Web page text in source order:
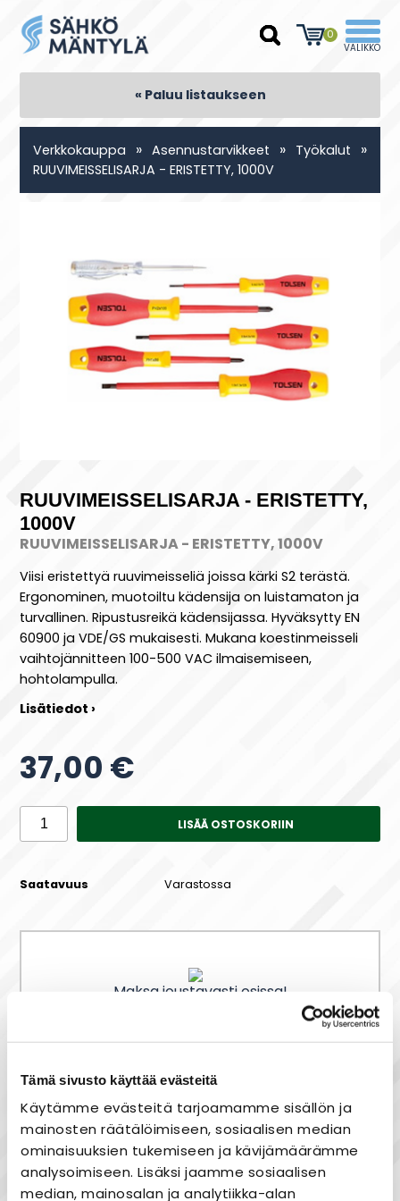
Tämä sivusto käyttää evästeitä
Käytämme evästeitä tarjoamamme sisällön ja
mainosten räätälöimiseen, sosiaalisen median
ominaisuuksien tukemiseen ja kävijämäärämme
analysoimiseen. Lisäksi jaamme sosiaalisen
median, mainosalan ja analytiikka-alan
0
« Paluu listaukseen
Verkkokauppa » Asennustarvikkeet » Työkalut »
RUUVIMEISSELISARJA - ERISTETTY, 1000V
RUUVIMEISSELISARJA - ERISTETTY,
1000V
RUUVIMEISSELISARJA - ERISTETTY, 1000V
Viisi eristettyä ruuvimeisseliä joissa kärki S2 terästä.
Ergonominen, muotoiltu kädensija on luistamaton ja
turvallinen. Ripustusreikä kädensijassa. Hyväksytty EN
60900 ja VDE/GS mukaisesti. Mukana koestinmeisseli
vaihtojännitteen 100-500 VAC ilmaisemiseen,
hohtolampulla.
Lisätiedot ›
37,00 €
LISÄÄ OSTOSKORIIN
Saatavuus Varastossa
Maksa joustavasti osissa!
Nopea toimitus
Heti varastosta
Joustavat maksutavat